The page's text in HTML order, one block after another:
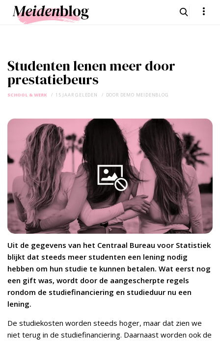
Studenten lenen meer door
prestatiebeurs
SCHOOL & WERK 15 JAAR GELEDEN DOOR DEMO MEIDENBLOG
Uit de gegevens van het Centraal Bureau voor Statistiek
blijkt dat steeds meer studenten een lening nodig
hebben om hun studie te kunnen betalen. Wat eerst nog
een gift was, wordt door de aangescherpte regels
rondom de studiefinanciering en studieduur nu een
lening.
De studiekosten worden steeds hoger, maar dat zien we
niet terug in de studiefinanciering. Daarnaast worden ook de